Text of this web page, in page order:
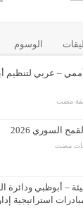
الوسوم
– عربي لتنظيم
السوري 2026
– أبوظبي ودائرة
استراتيجية